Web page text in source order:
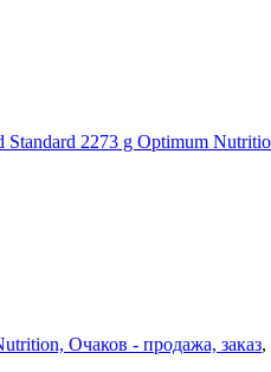
Standard 2273 g Optimum
Очаков - продажа, заказ,